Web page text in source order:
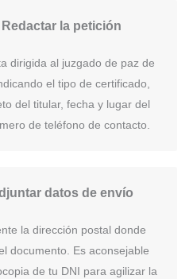
Redactar la petición
dirigida al juzgado de paz de
el tipo de certificado,
del titular, fecha y lugar del
de teléfono de contacto.
datos de envío
la dirección postal donde
documento. Es aconsejable
de tu DNI para agilizar la